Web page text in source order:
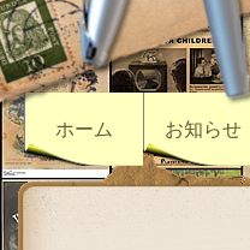
ホーム お知らせ